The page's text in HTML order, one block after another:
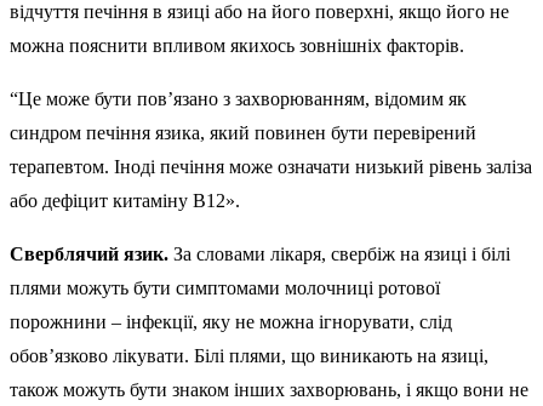
відчуття печіння в язиці або на його поверхні, якщо його не
можна пояснити впливом якихось зовнішніх факторів.
“Це може бути пов’язано з захворюванням, відомим як
синдром печіння язика, який повинен бути перевірений
терапевтом. Іноді печіння може означати низький рівень заліза
або дефіцит китаміну B12».
Сверблячий язик. За словами лікаря, свербіж на язиці і білі
плями можуть бути симптомами молочниці ротової
порожнини – інфекції, яку не можна ігнорувати, слід
обов’язково лікувати. Білі плями, що виникають на язиці,
також можуть бути знаком інших захворювань, і якщо вони не